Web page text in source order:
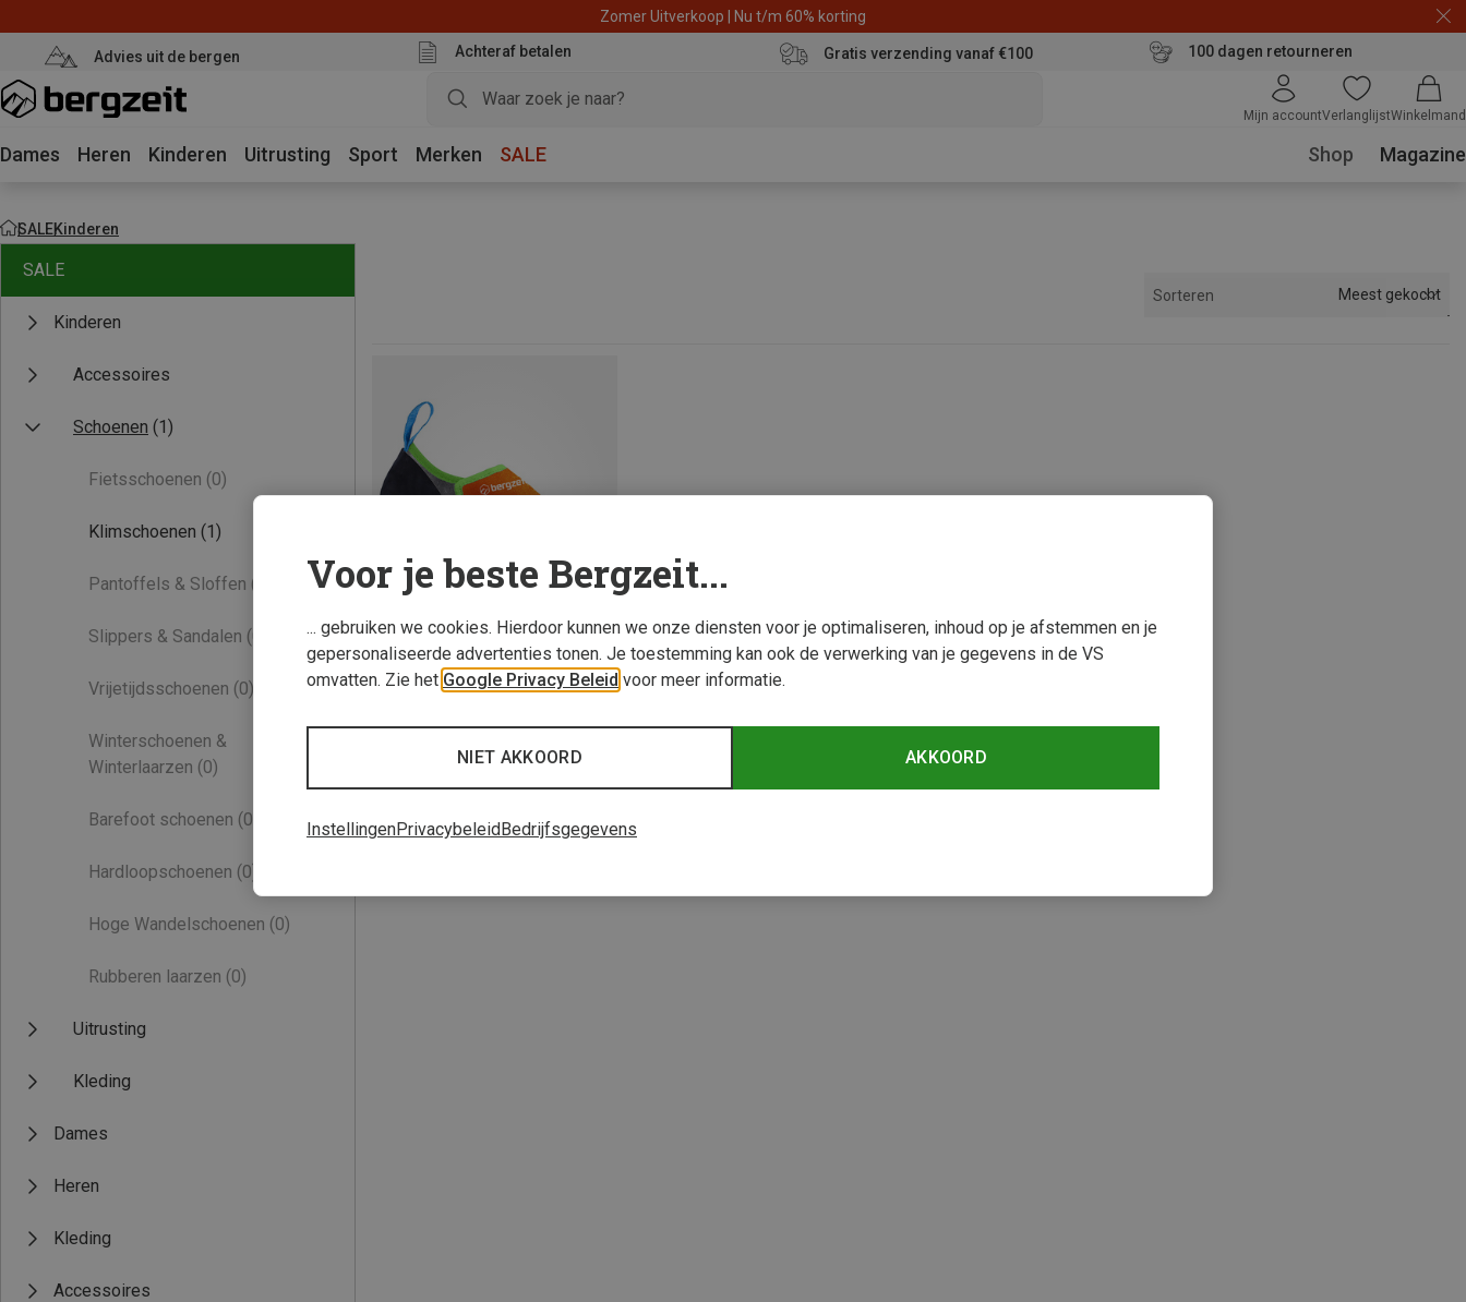
Zomer Uitverkoop | Nu t/m 60% korting
Advies uit de bergen Achteraf betalen Gratis verzending vanaf €100 100 dagen retourneren
Mijn accountVerlanglijstWinkelmand
Dames Heren Kinderen Uitrusting Sport Merken SALE Shop Magazine
SALEKinderen
SALE
Kinderen
Accessoires
Schoenen (1)
Fietsschoenen (0)
Klimschoenen (1)
Pantoffels & Sloffen (0)
Slippers & Sandalen (0)
Vrijetijdsschoenen (0)
Winterschoenen &
Winterlaarzen (0)
Barefoot schoenen (0)
Hardloopschoenen (0)
Hoge Wandelschoenen (0)
Rubberen laarzen (0)
Uitrusting
Kleding
Dames
Heren
Kleding
Accessoires
Sorteren Meest gekocht
Voor je beste Bergzeit...
... gebruiken we cookies. Hierdoor kunnen we onze diensten voor je optimaliseren, inhoud op je afstemmen en je
gepersonaliseerde advertenties tonen. Je toestemming kan ook de verwerking van je gegevens in de VS
omvatten. Zie het Google Privacy Beleid voor meer informatie.
AKKOORD
NIET AKKOORD
InstellingenPrivacybeleid Bedrijfsgegevens